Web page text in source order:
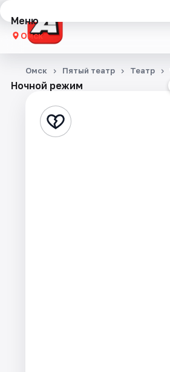
Меню
Омск
Концерты
Стендап
Ночной режим
Омск Пятый театр Театр